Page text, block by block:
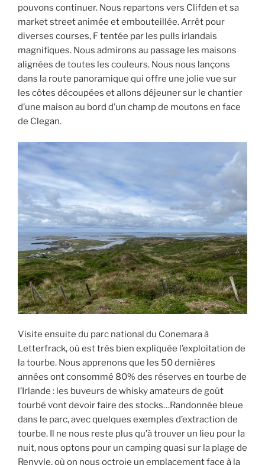
pouvons continuer. Nous repartons vers Clifden et sa
market street animée et embouteillée. Arrêt pour
diverses courses, F tentée par les pulls irlandais
magnifiques. Nous admirons au passage les maisons
alignées de toutes les couleurs. Nous nous lançons
dans la route panoramique qui offre une jolie vue sur
les côtes découpées et allons déjeuner sur le chantier
d’une maison au bord d’un champ de moutons en face
de Clegan.
Visite ensuite du parc national du Conemara à
Letterfrack, où est très bien expliquée l’exploitation de
la tourbe. Nous apprenons que les 50 dernières
années ont consommé 80% des réserves en tourbe de
l’Irlande : les buveurs de whisky amateurs de goût
tourbé vont devoir faire des stocks…Randonnée bleue
dans le parc, avec quelques exemples d’extraction de
tourbe. Il ne nous reste plus qu’à trouver un lieu pour la
nuit, nous optons pour un camping quasi sur la plage de
Renvyle, où on nous octroie un emplacement face à la